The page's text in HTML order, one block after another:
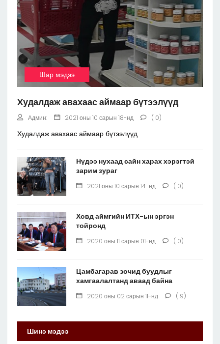
Шар мэдээ
Худалдаж авахаас аймаар бүтээлүүд
Админ: 2021 оны 10 сарын 18-нд ( 0)
Худалдаж авахаас аймаар бүтээлүүд
Нүдээ нухаад сайн харах хэрэгтэй
зарим зураг
2021 оны 10 сарын 14-нд ( 0)
Ховд аймгийн ИТХ-ын эргэн
тойронд
2020 оны 11 сарын 01-нд ( 0)
Цамбагарав зочид буудлыг
хамгаалалтанд аваад байна
2020 оны 02 сарын 11-нд ( 9)
Шинэ мэдээ